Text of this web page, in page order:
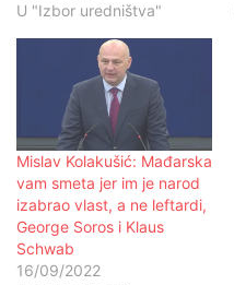
U "Izbor uredništva"
Mislav Kolakušić: Mađarska
vam smeta jer im je narod
izabrao vlast, a ne leftardi,
George Soros i Klaus
Schwab
16/09/2022